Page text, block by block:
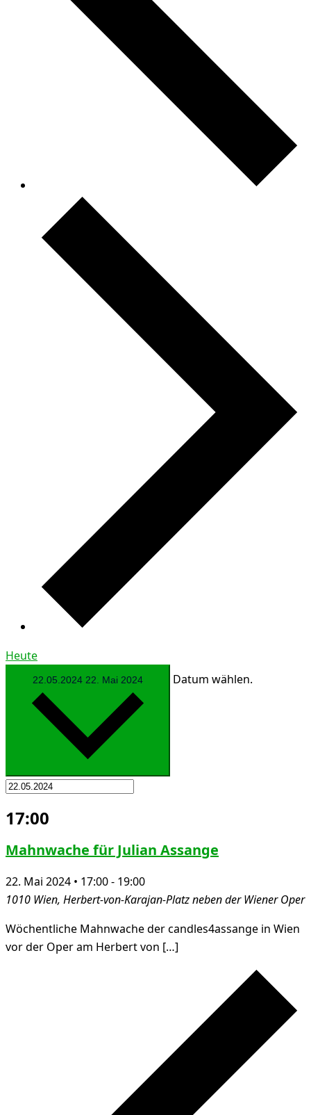
Heute
22.05.2024 22. Mai 2024 Datum wählen.
17:00
Mahnwache für Julian Assange
22. Mai 2024 • 17:00- 19:00
1010 Wien, Herbert-von-Karajan-Platz neben der Wiener Oper
Wöchentliche Mahnwache der candles4assange in Wien
vor der Oper am Herbert von […]